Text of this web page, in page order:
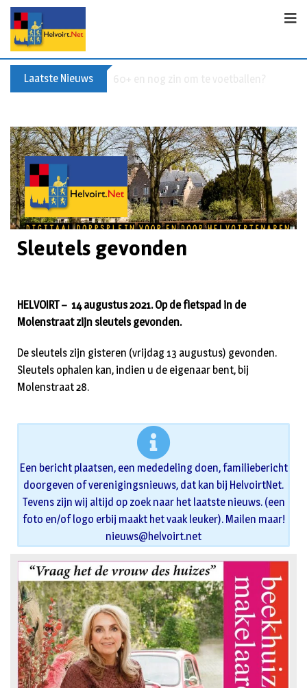
Laatste Nieuws
Sleutels gevonden
HELVOIRT – 14 augustus 2021. Op de fietspad in de
Molenstraat zijn sleutels gevonden.
De sleutels zijn gisteren (vrijdag 13 augustus) gevonden.
Sleutels ophalen kan, indien u de eigenaar bent, bij
Molenstraat 28.
Een bericht plaatsen, een mededeling doen, familiebericht
doorgeven of verenigingsnieuws, dat kan bij HelvoirtNet.
Tevens zijn wij altijd op zoek naar het laatste nieuws. (een
foto en/of logo erbij maakt het vaak leuker). Mailen maar!
nieuws@helvoirt.net